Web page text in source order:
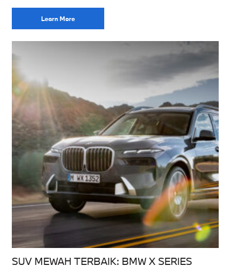
Learn More
SUV MEWAH TERBAIK: BMW X SERIES